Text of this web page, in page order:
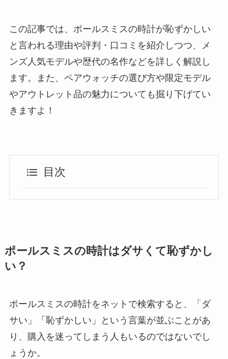
この記事では、ポールスミスの時計が恥ずかしい
と言われる理由や評判・口コミを紹介しつつ、メ
ンズ人気モデルや歴代の名作などを詳しく解説し
ます。また、ペアウォッチの選び方や限定モデル
やアウトレット品の魅力についても掘り下げてい
きますよ！
目次
ポールスミスの時計はダサくて恥ずかし
い？
ポールスミスの時計をネットで検索すると、「ダ
サい」「恥ずかしい」という言葉が並ぶことがあ
り、購入を迷ってしまう人もいるのではないでし
ょうか。